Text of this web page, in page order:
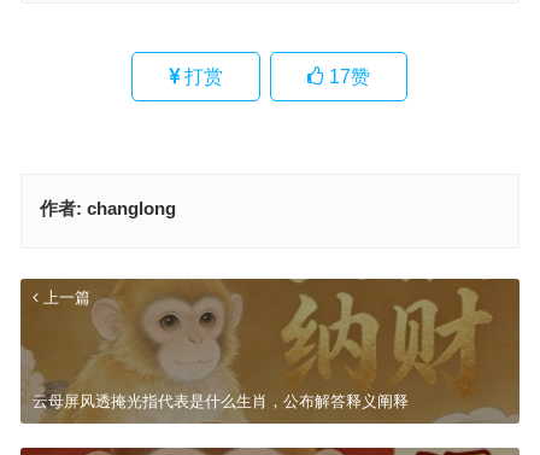
打赏 17赞
作者: changlong
上一篇
云母屏风透掩光指代表是什么生肖，公布解答释义阐释